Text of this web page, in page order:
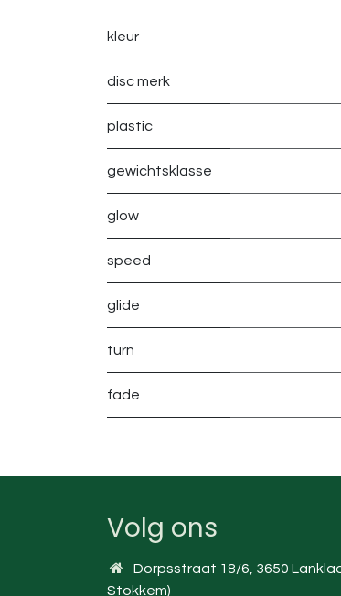
kleur
disc merk
plastic
gewichtsklasse
glow
speed
glide
turn
fade
Volg ons
Dorpsstraat 18/6, 3650
Stokkem)